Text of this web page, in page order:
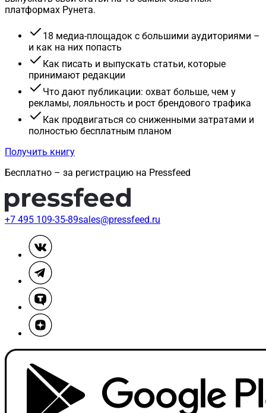
платформах Рунета.
18 медиа-площадок с большими аудиториями –
и как на них попасть
Как писать и выпускать статьи, которые
принимают редакции
Что дают публикации: охват больше, чем у
рекламы, лояльность и рост брендового трафика
Как продвигаться со сниженными затратами и
полностью бесплатным планом
Получить книгу
Бесплатно – за регистрацию на Pressfeed
+7 495 109-35-89sales@pressfeed.ru